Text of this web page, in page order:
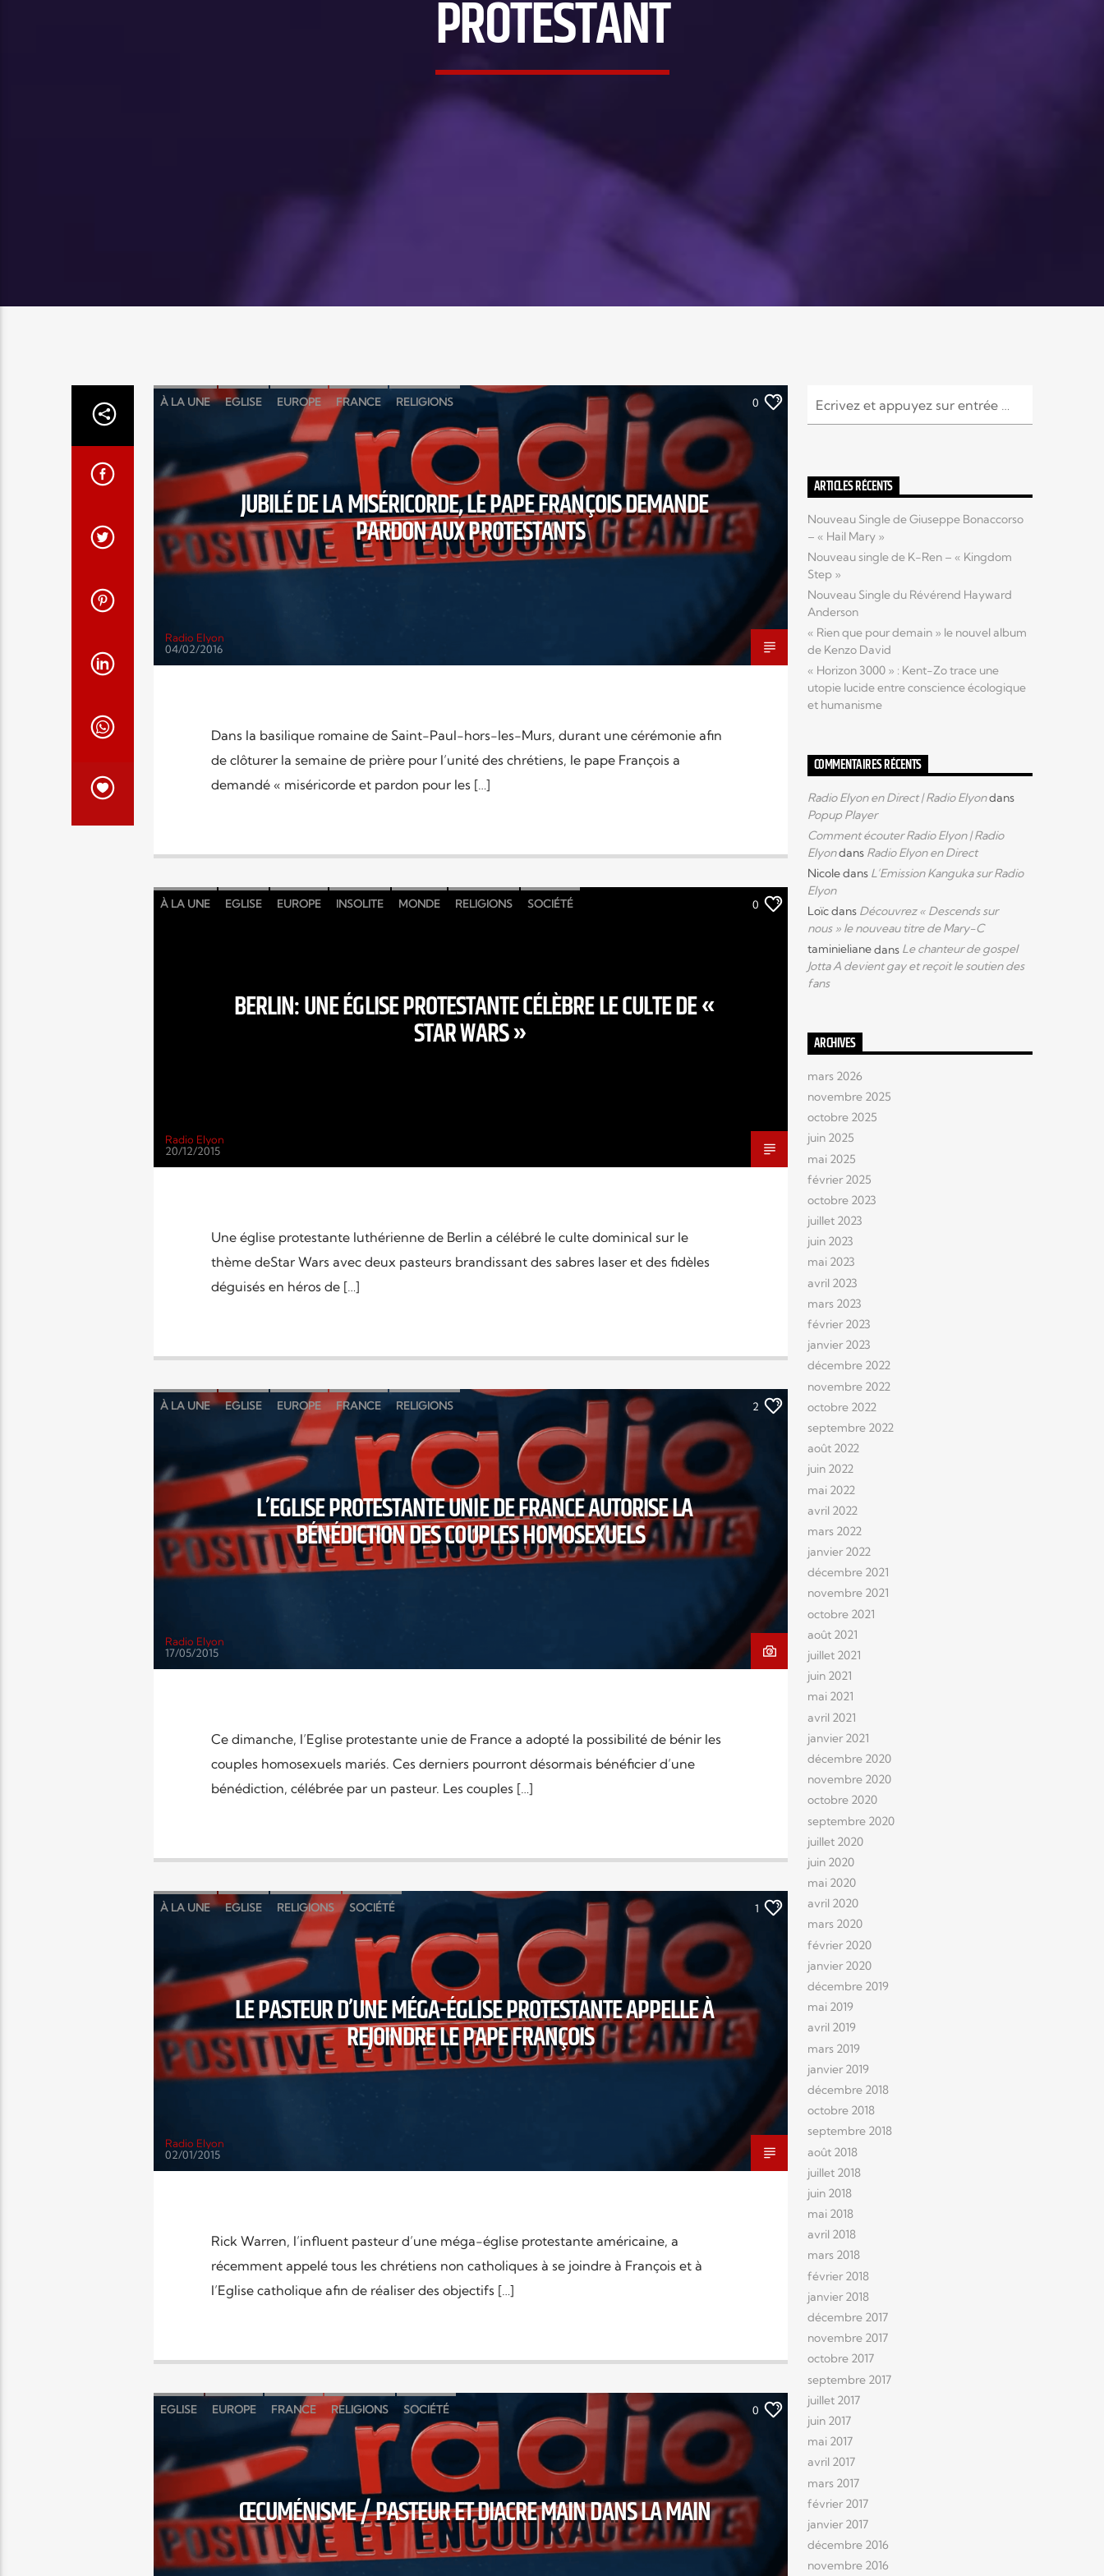
PROTESTANT
À LA UNE EGLISE EUROPE FRANCE RELIGIONS 0
JUBILÉ DE LA MISÉRICORDE, LE PAPE FRANÇOIS DEMANDE
PARDON AUX PROTESTANTS
Radio Elyon
04/02/2016
Dans la basilique romaine de Saint-Paul-hors-les-Murs, durant une cérémonie afin
de clôturer la semaine de prière pour l’unité des chrétiens, le pape François a
demandé « miséricorde et pardon pour les […]
À LA UNE EGLISE EUROPE INSOLITE MONDE RELIGIONS SOCIÉTÉ 0
BERLIN: UNE ÉGLISE PROTESTANTE CÉLÈBRE LE CULTE DE «
STAR WARS »
Radio Elyon
20/12/2015
Une église protestante luthérienne de Berlin a célébré le culte dominical sur le
thème deStar Wars avec deux pasteurs brandissant des sabres laser et des fidèles
déguisés en héros de […]
À LA UNE EGLISE EUROPE FRANCE RELIGIONS 2
L’EGLISE PROTESTANTE UNIE DE FRANCE AUTORISE LA
BÉNÉDICTION DES COUPLES HOMOSEXUELS
Radio Elyon
17/05/2015
Ce dimanche, l’Eglise protestante unie de France a adopté la possibilité de bénir les
couples homosexuels mariés. Ces derniers pourront désormais bénéficier d’une
bénédiction, célébrée par un pasteur. Les couples […]
À LA UNE EGLISE RELIGIONS SOCIÉTÉ 1
LE PASTEUR D’UNE MÉGA-ÉGLISE PROTESTANTE APPELLE À
REJOINDRE LE PAPE FRANÇOIS
Radio Elyon
02/01/2015
Rick Warren, l’influent pasteur d’une méga-église protestante américaine, a
récemment appelé tous les chrétiens non catholiques à se joindre à François et à
l’Eglise catholique afin de réaliser des objectifs […]
EGLISE EUROPE FRANCE RELIGIONS SOCIÉTÉ 0
ŒCUMÉNISME / PASTEUR ET DIACRE MAIN DANS LA MAIN
ARTICLES RÉCENTS
Nouveau Single de Giuseppe Bonaccorso
– « Hail Mary »
Nouveau single de K-Ren – « Kingdom
Step »
Nouveau Single du Révérend Hayward
Anderson
« Rien que pour demain » le nouvel album
de Kenzo David
« Horizon 3000 » : Kent-Zo trace une
utopie lucide entre conscience écologique
et humanisme
COMMENTAIRES RÉCENTS
Radio Elyon en Direct | Radio Elyondans
Popup Player
Comment écouter Radio Elyon | Radio
Elyondans Radio Elyon en Direct
Nicoledans L’Emission Kanguka sur Radio
Elyon
Loïcdans Découvrez « Descends sur
nous » le nouveau titre de Mary-C
taminielianedans Le chanteur de gospel
Jotta A devient gay et reçoit le soutien des
fans
ARCHIVES
mars 2026
novembre 2025
octobre 2025
juin 2025
mai 2025
février 2025
octobre 2023
juillet 2023
juin 2023
mai 2023
avril 2023
mars 2023
février 2023
janvier 2023
décembre 2022
novembre 2022
octobre 2022
septembre 2022
août 2022
juin 2022
mai 2022
avril 2022
mars 2022
janvier 2022
décembre 2021
novembre 2021
octobre 2021
août 2021
juillet 2021
juin 2021
mai 2021
avril 2021
janvier 2021
décembre 2020
novembre 2020
octobre 2020
septembre 2020
juillet 2020
juin 2020
mai 2020
avril 2020
mars 2020
février 2020
janvier 2020
décembre 2019
mai 2019
avril 2019
mars 2019
janvier 2019
décembre 2018
octobre 2018
septembre 2018
août 2018
juillet 2018
juin 2018
mai 2018
avril 2018
mars 2018
février 2018
janvier 2018
décembre 2017
novembre 2017
octobre 2017
septembre 2017
juillet 2017
juin 2017
mai 2017
avril 2017
mars 2017
février 2017
janvier 2017
décembre 2016
novembre 2016